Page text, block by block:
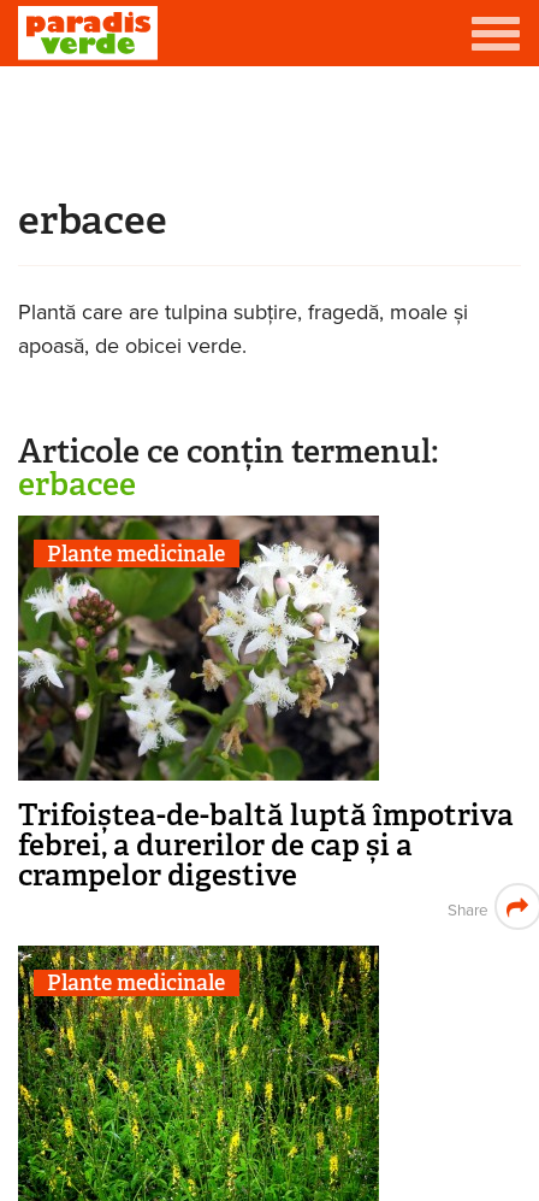
Viță-de-vie
Contact
Eşti aici
erbacee
Plantă care are tulpina subțire, fragedă, moale și
apoasă, de obicei verde.
Articole ce conțin termenul:
erbacee
Trifoiștea-de-baltă luptă împotriva
febrei, a durerilor de cap și a
crampelor digestive
Share
Plante medicinale
Plante medicinale